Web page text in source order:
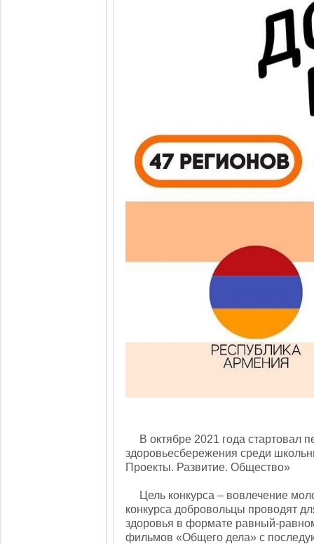
В октябре 2021 года стартовал
здоровьесбережения среди
Проекты. Развитие. Общество»
Цель конкурса – вовлечение
конкурса добровольцы проводят
здоровья в формате равный-
фильмов «Общего дела» с